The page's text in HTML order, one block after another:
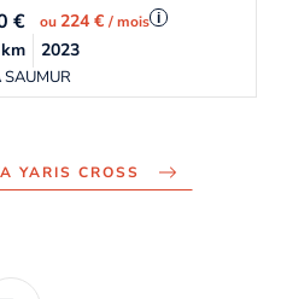
€ ou224 €/ mois i
SAUMUR
km 2023
YARIS CROSS